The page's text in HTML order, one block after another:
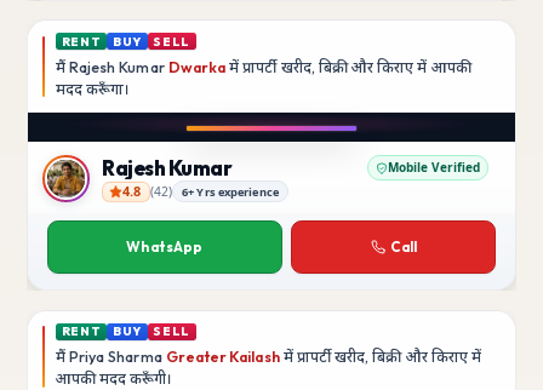
RENT BUY SELL
मैं Rajesh Kumar Dwarka में प्रापर्टी खरीद, बिक्री और किराए में आपकी
मददकरूँगा।
Rajesh Kumar
Rajesh Kumar Mobile Verified
4.8 (42) 6+ Yrs experience
WhatsApp Call
RENT BUY SELL
मैं Priya Sharma Greater Kailashमें प्रापर्टी खरीद, बिक्री और किराए में
आपकी मददकरूँगी।